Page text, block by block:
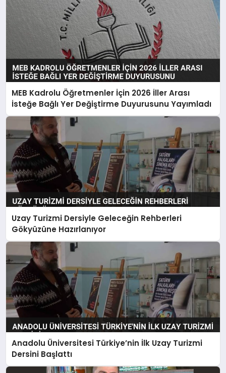
MEB Kadrolu Öğretmenler İçin 2026 İller Arası
İsteğe Bağlı Yer Değiştirme Duyurusunu Yayımladı
Uzay Turizmi Dersiyle Geleceğin Rehberleri
Gökyüzüne Hazırlanıyor
Anadolu Üniversitesi Türkiye’nin İlk Uzay Turizmi
Dersini Başlattı